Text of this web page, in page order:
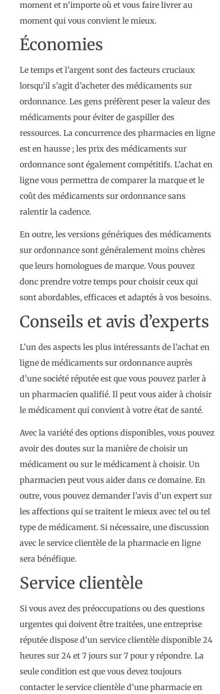
moment et n’importe où et vous faire livrer au
moment qui vous convient le mieux.
Économies
Le temps et l’argent sont des facteurs cruciaux
lorsqu’il s’agit d’acheter des médicaments sur
ordonnance. Les gens préfèrent peser la valeur des
médicaments pour éviter de gaspiller des
ressources. La concurrence des pharmacies en ligne
est en hausse ; les prix des médicaments sur
ordonnance sont également compétitifs. L’achat en
ligne vous permettra de comparer la marque et le
coût des médicaments sur ordonnance sans
ralentir la cadence.
En outre, les versions génériques des médicaments
sur ordonnance sont généralement moins chères
que leurs homologues de marque. Vous pouvez
donc prendre votre temps pour choisir ceux qui
sont abordables, efficaces et adaptés à vos besoins.
Conseils et avis d’experts
L’un des aspects les plus intéressants de l’achat en
ligne de médicaments sur ordonnance auprès
d’une société réputée est que vous pouvez parler à
un pharmacien qualifié. Il peut vous aider à choisir
le médicament qui convient à votre état de santé.
Avec la variété des options disponibles, vous pouvez
avoir des doutes sur la manière de choisir un
médicament ou sur le médicament à choisir. Un
pharmacien peut vous aider dans ce domaine. En
outre, vous pouvez demander l’avis d’un expert sur
les affections qui se traitent le mieux avec tel ou tel
type de médicament. Si nécessaire, une discussion
avec le service clientèle de la pharmacie en ligne
sera bénéfique.
Service clientèle
Si vous avez des préoccupations ou des questions
urgentes qui doivent être traitées, une entreprise
réputée dispose d’un service clientèle disponible 24
heures sur 24 et 7 jours sur 7 pour y répondre. La
seule condition est que vous devez toujours
contacter le service clientèle d’une pharmacie en